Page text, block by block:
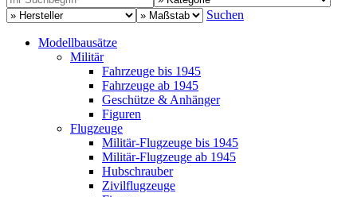
Suchen
Modellbausätze
Militär
Fahrzeuge bis 1945
Fahrzeuge ab 1945
Geschütze & Anhänger
Figuren
Flugzeuge
Militär-Flugzeuge bis 1945
Militär-Flugzeuge ab 1945
Hubschrauber
Zivilflugzeuge